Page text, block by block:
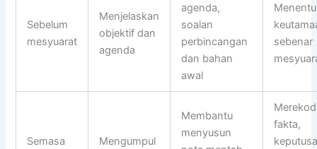
Sebelum
mesyuarat
Menjelaskan
objektif dan
agenda
agenda,
soalan
perbincangan
dan bahan
awal
sebenar
Semasa
Mengumpul
Membantu
menyusun
Merekod
fakta,